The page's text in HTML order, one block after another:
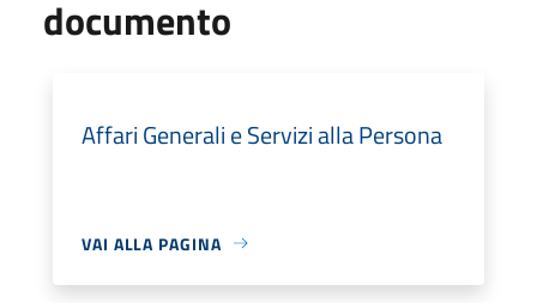
documento
Affari Generali e Servizi alla Persona
VAI ALLA PAGINA